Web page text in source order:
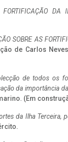
FORTIFICAÇÃO DA
SOBRE AS
de Carlos
de todos os
da importância
(Em
da Ilha Terceira,